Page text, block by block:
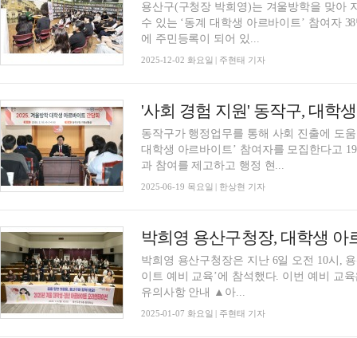
용산구(구청장 박희영)는 겨울방학을 맞아
수 있는 ‘동계 대학생 아르바이트’ 참여자 38명을 모집한다. 지원
에 주민등록이 되어 있...
2025-12-02 화요일 | 주현태 기자
'사회 경험 지원' 동작구, 대학
동작구가 행정업무를 통해 사회 진출에 도
대학생 아르바이트’ 참여자를 모집한다고
과 참여를 제고하고 행정 현...
2025-06-19 목요일 | 한상현 기자
박희영 용산구청장, 대학생 아
박희영 용산구청장은 지난 6일 오전 10시,
이트 예비 교육’에 참석했다. 이번 예비 교육은 ▲구청장 인사말 ▲구정 관련 질의응답 ▲근무
유의사항 안내 ▲아...
2025-01-07 화요일 | 주현태 기자